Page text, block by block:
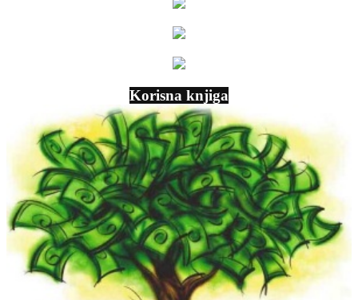
Korisna knjiga